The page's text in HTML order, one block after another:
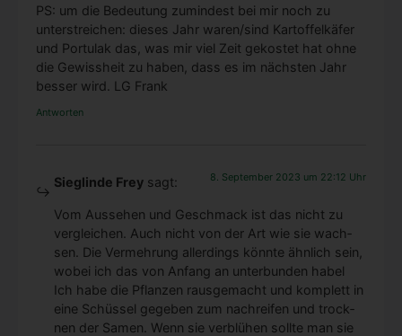
PS: um die Bedeu­tung zumin­dest bei mir noch zu
unter­strei­chen: die­ses Jahr waren/sind Kar­tof­fel­kä­fer
und Por­tu­lak das, was mir viel Zeit gekos­tet hat ohne
die Gewiss­heit zu haben, dass es im nächs­ten Jahr
bes­ser wird. LG Frank
Antworten
Sieglinde Frey sagt: 8. September 2023 um 22:12 Uhr
Vom Aus­se­hen und Geschmack ist das nicht zu
ver­glei­chen. Auch nicht von der Art wie sie wach­
sen. Die Ver­meh­rung aller­dings könn­te ähn­lich sein,
wobei ich das von Anfang an unter­bun­den habel
Ich habe die Pflan­zen raus­ge­macht und kom­plett in
eine Schüs­sel gege­ben zum nach­rei­fen und trock­
nen der Samen. Wenn sie ver­blü­hen soll­te man sie